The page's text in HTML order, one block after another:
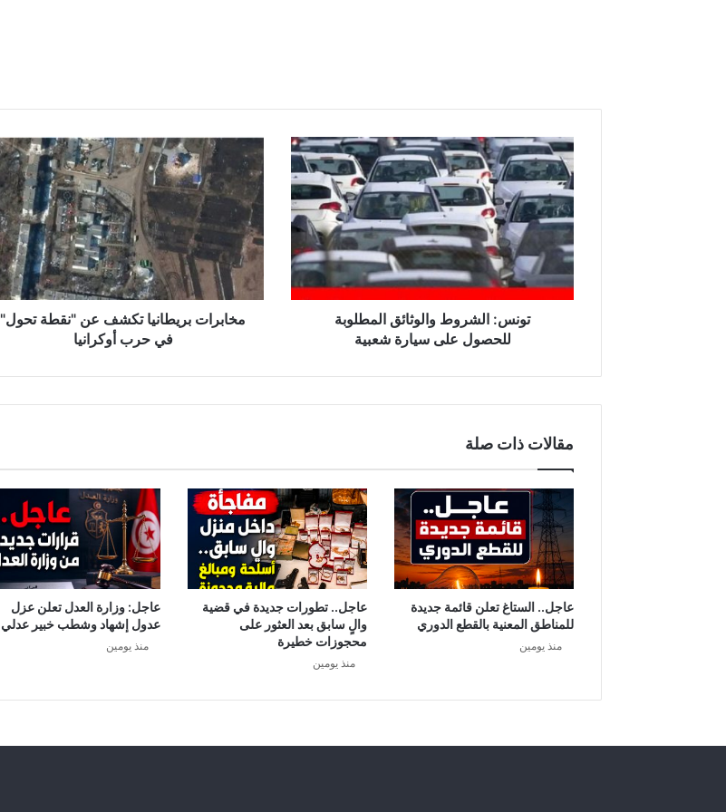
تونس:
الشروط
والوثائق
المطلوبة
للحصول
سيارة
شعبية
تونس: الشروط والوثائق المطلوبة
للحصول على سيارة شعبية
مخابرات
بريطانيا
تكشف
عن
"نقطة
تحول"
في
حرب
أوكرانيا
مخابرات بريطانيا تكشف عن "نقطة تحول"
في حرب أوكرانيا
مقالات ذات صلة
عاجل.. الستاغ تعلن قائمة جديدة
للمناطق المعنية بالقطع الدوري
منذ يومين
عاجل.. تطورات جديدة في قضية
والٍ سابق بعد العثور على
محجوزات خطيرة
منذ يومين
عاجل: وزارة العدل تعلن عزل
عدول إشهاد وشطب خبير عدلي
منذ يومين